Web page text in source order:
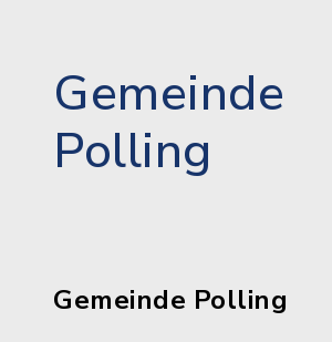
Gemeinde
Polling
Gemeinde Polling